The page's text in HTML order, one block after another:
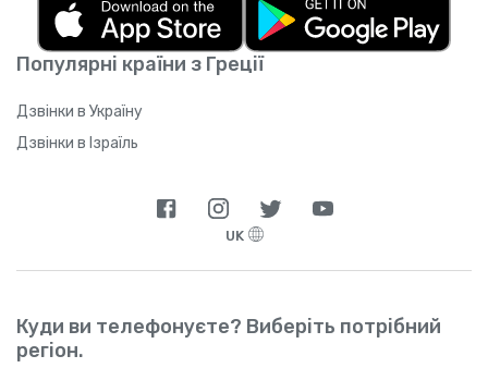
Популярні країни з Греції
Дзвінки в Україну
Дзвінки в Ізраїль
UK
Куди ви телефонуєте? Виберіть потрібний
регіон.